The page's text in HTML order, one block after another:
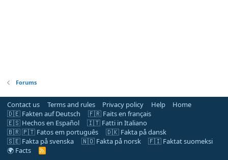
Forums
Contact us Terms and rules Privacy policy Help
Home
🇩🇪 Fakten auf Deutsch
🇫🇷 Faits en français
🇪🇸 Hechos en Español
🇮🇹 Fatti in Italiano
🇧🇷 🇵🇹 Fatos em português
🇩🇰 Fakta på dansk
🇸🇪 Fakta på svenska
🇳🇴 Fakta på norsk
🇫🇮 Faktat suomeksi
🌍 Facts
R